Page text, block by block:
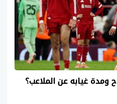
غيابه عن الملاعب؟